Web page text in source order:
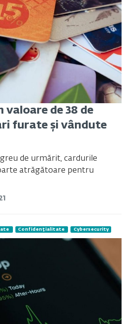
valoare de 38 de
furate și vândute
de urmărit, cardurile
atrăgătoare pentru
Confidențialitate Cybersecurity